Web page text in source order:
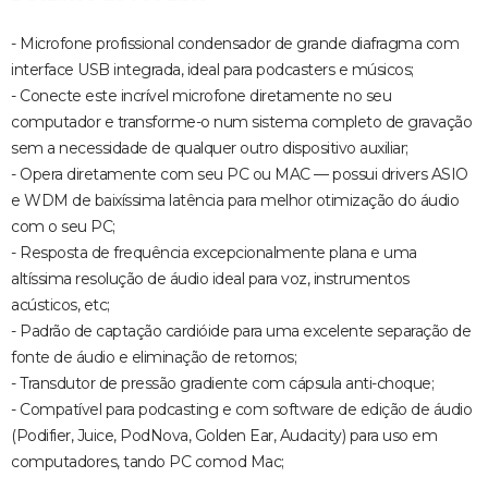
- Microfone profissional condensador de grande diafragma com
interface USB integrada, ideal para podcasters e músicos;
- Conecte este incrível microfone diretamente no seu
computador e transforme-o num sistema completo de gravação
sem a necessidade de qualquer outro dispositivo auxiliar;
- Opera diretamente com seu PC ou MAC — possui drivers ASIO
e WDM de baixíssima latência para melhor otimização do áudio
com o seu PC;
- Resposta de frequência excepcionalmente plana e uma
altíssima resolução de áudio ideal para voz, instrumentos
acústicos, etc;
- Padrão de captação cardióide para uma excelente separação de
fonte de áudio e eliminação de retornos;
- Transdutor de pressão gradiente com cápsula anti-choque;
- Compatível para podcasting e com software de edição de áudio
(Podifier, Juice, PodNova, Golden Ear, Audacity) para uso em
computadores, tando PC comod Mac;